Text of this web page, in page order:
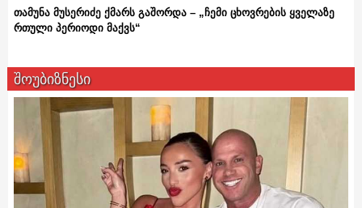
თამუნა მუსერიძე ქმარს გაშორდა – „ჩემი ცხოვრების ყველაზე
რთული პერიოდი მაქვს“
შოუბიზნესი